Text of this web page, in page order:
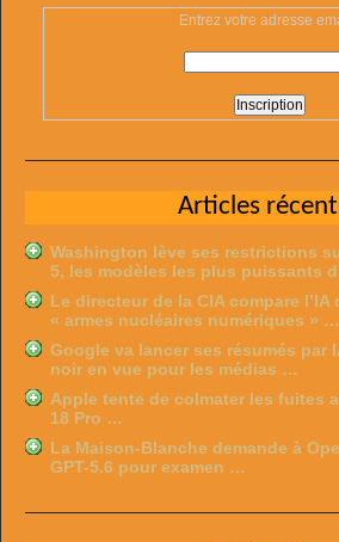
Entrez votre adresse
Articles
Washington lève ses restrictions
5, les modèles les plus puissants
Le directeur de la CIA compare l’IA
« armes nucléaires numériques » …
Google va lancer ses résumés par
noir en vue pour les médias …
Apple tente de colmater les fuites
18 Pro …
La Maison-Blanche demande à
GPT-5.6 pour examen …